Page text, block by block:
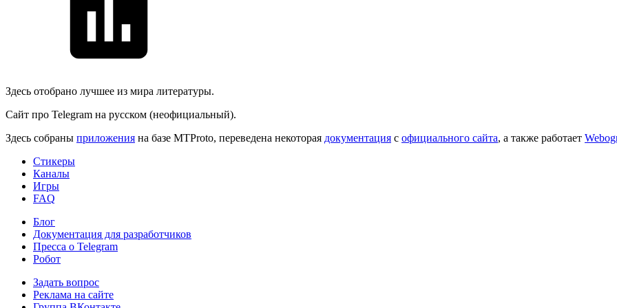
Здесь отобрано лучшее из мира литературы.
Сайт про Telegram на русском (неофициальный).
Здесь собраны приложения на базе MTProto, переведена некоторая документация с официального сайта, а также работает
Стикеры
Каналы
Игры
FAQ
Блог
Документация для разработчиков
Пресса о Telegram
Робот
Задать вопрос
Реклама на сайте